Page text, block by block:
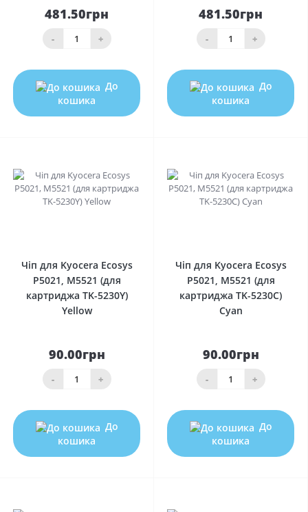
481.50грн
- +
До
кошика
481.50грн
- +
До
кошика
Чіп для Kyocera Ecosys
P5021, M5521 (для
картриджа TK-5230Y)
Yellow
90.00грн
- +
До
кошика
Чіп для Kyocera Ecosys
P5021, M5521 (для
картриджа TK-5230C)
Cyan
90.00грн
- +
До
кошика